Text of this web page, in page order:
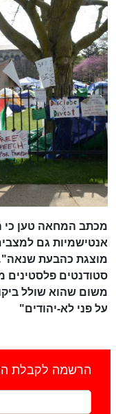
מכתב המחאה טען כי
אנטישמיות גם
מוצגת כהבעת שנאה".
סטודנטים פלסטינים
משום שהוא שולל
על פני לא-יהודים"
הרשמה לקבלת